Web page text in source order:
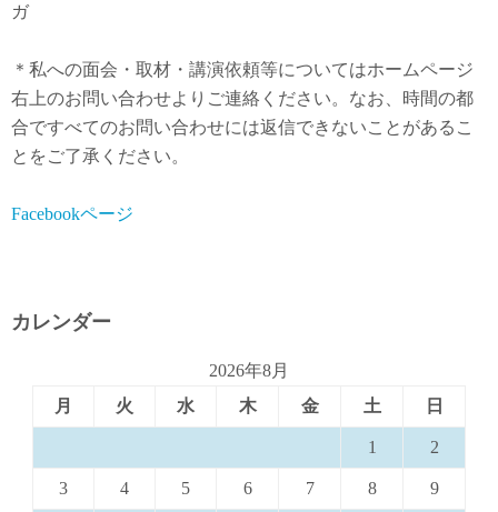
ガ
＊私への面会・取材・講演依頼等についてはホームページ
右上のお問い合わせよりご連絡ください。なお、時間の都
合ですべてのお問い合わせには返信できないことがあるこ
とをご了承ください。
Facebookページ
カレンダー
2026年8月
月
火 水 木 金 土 日
1 2
3 4 5 6 7 8 9